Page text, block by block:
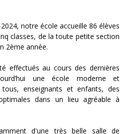
notre école accueille 86 élèves
classes, de la toute petite section
2ème année.
effectués au cours des dernières
une école moderne et
enseignants et enfants, des
dans un lieu agréable à
d'une très belle salle de